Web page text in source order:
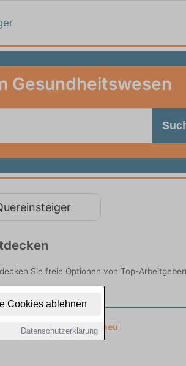
Cookies ablehnen
Datenschutzerklärung
Gesundheitswesen
Sie freie Optionen von Top-
neu